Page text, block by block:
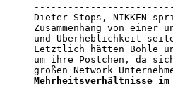
Dieter Stops, NIKKEN
Zusammenhang von einer
und Überheblichkeit
Letztlich hätten Bohle
um ihre Pöstchen, da
großen Network
Mehrheitsverhältnisse im